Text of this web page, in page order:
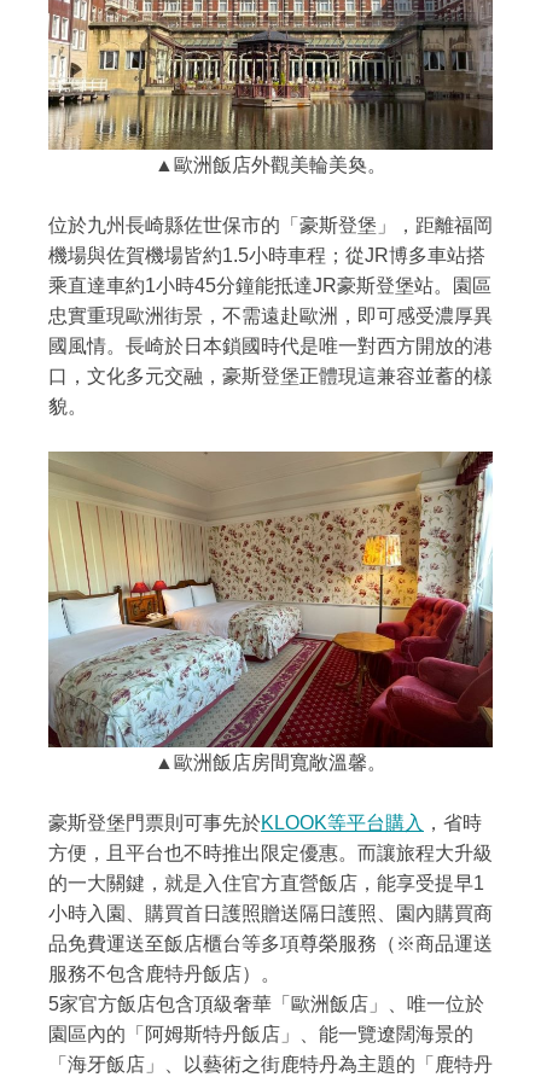
▲歐洲飯店外觀美輪美奐。
位於九州長崎縣佐世保市的「豪斯登堡」，距離福岡
機場與佐賀機場皆約1.5小時車程；從JR博多車站搭
乘直達車約1小時45分鐘能抵達JR豪斯登堡站。園區
忠實重現歐洲街景，不需遠赴歐洲，即可感受濃厚異
國風情。長崎於日本鎖國時代是唯一對西方開放的港
口，文化多元交融，豪斯登堡正體現這兼容並蓄的樣
貌。
▲歐洲飯店房間寬敞溫馨。
豪斯登堡門票則可事先於KLOOK等平台購入 ，省時
方便，且平台也不時推出限定優惠。而讓旅程大升級
的一大關鍵，就是入住官方直營飯店，能享受提早1
小時入園、購買首日護照贈送隔日護照、園內購買商
品免費運送至飯店櫃台等多項尊榮服務（※商品運送
服務不包含鹿特丹飯店）。
5家官方飯店包含頂級奢華「歐洲飯店」、唯一位於
園區內的「阿姆斯特丹飯店」、能一覽遼闊海景的
「海牙飯店」、以藝術之街鹿特丹為主題的「鹿特丹